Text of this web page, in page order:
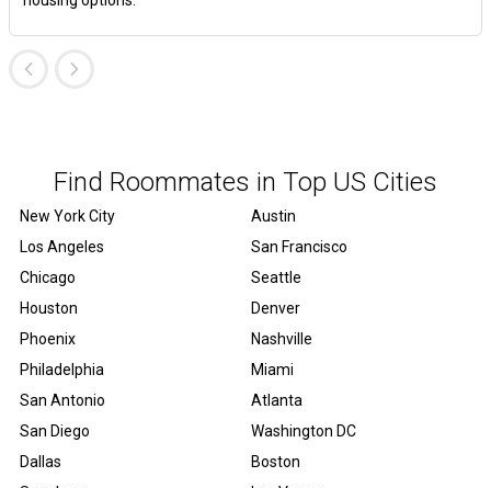
Find Roommates in Top US Cities
New York City
Los Angeles
Chicago
Houston
Phoenix
Philadelphia
San Antonio
San Diego
Dallas
Austin
San Francisco
Seattle
Denver
Nashville
Miami
Atlanta
Washington DC
Boston